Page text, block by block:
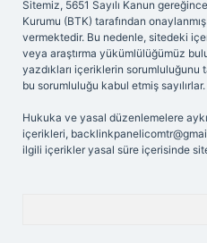
Sitemiz, 5651 Sayılı Kanun
Kurumu (BTK) tarafından
vermektedir. Bu nedenle, sitedeki
veya araştırma yükümlülüğümüz
yazdıkları içeriklerin sorumluluğunu
bu sorumluluğu kabul etmiş sayılırlar.
Hukuka ve yasal düzenlemelere
içerikleri,
ilgili içerikler yasal süre içerisinde